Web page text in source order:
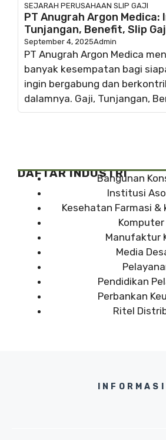
SEJARAH PERUSAHAAN SLIP GAJI
PT Anugrah Argon Medica:
Tunjangan, Benefit, Slip
September 4, 2025Admin
PT Anugrah Argon Medica
banyak kesempatan bagi
ingin bergabung dan
dalamnya. Gaji, Tunjangan,
DAFTAR INDUSTRI
Bangunan
Institusi
Kesehatan Farmasi
Komputer
Manufaktur
Media
Pendidikan
Perbankan
Ritel
INFORMASI